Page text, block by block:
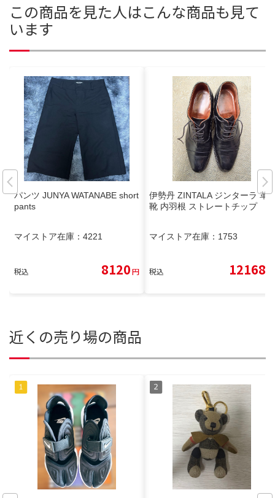
この商品を見た人はこんな商品も見て
います
パンツ JUNYA WATANABE short
pants
マイストア在庫： 4221
税込 8120円
伊勢丹 ZINTALA ジンターラ 革
靴 内羽根 ストレートチップ
マイストア在庫： 1753
税込 12168
近くの売り場の商品